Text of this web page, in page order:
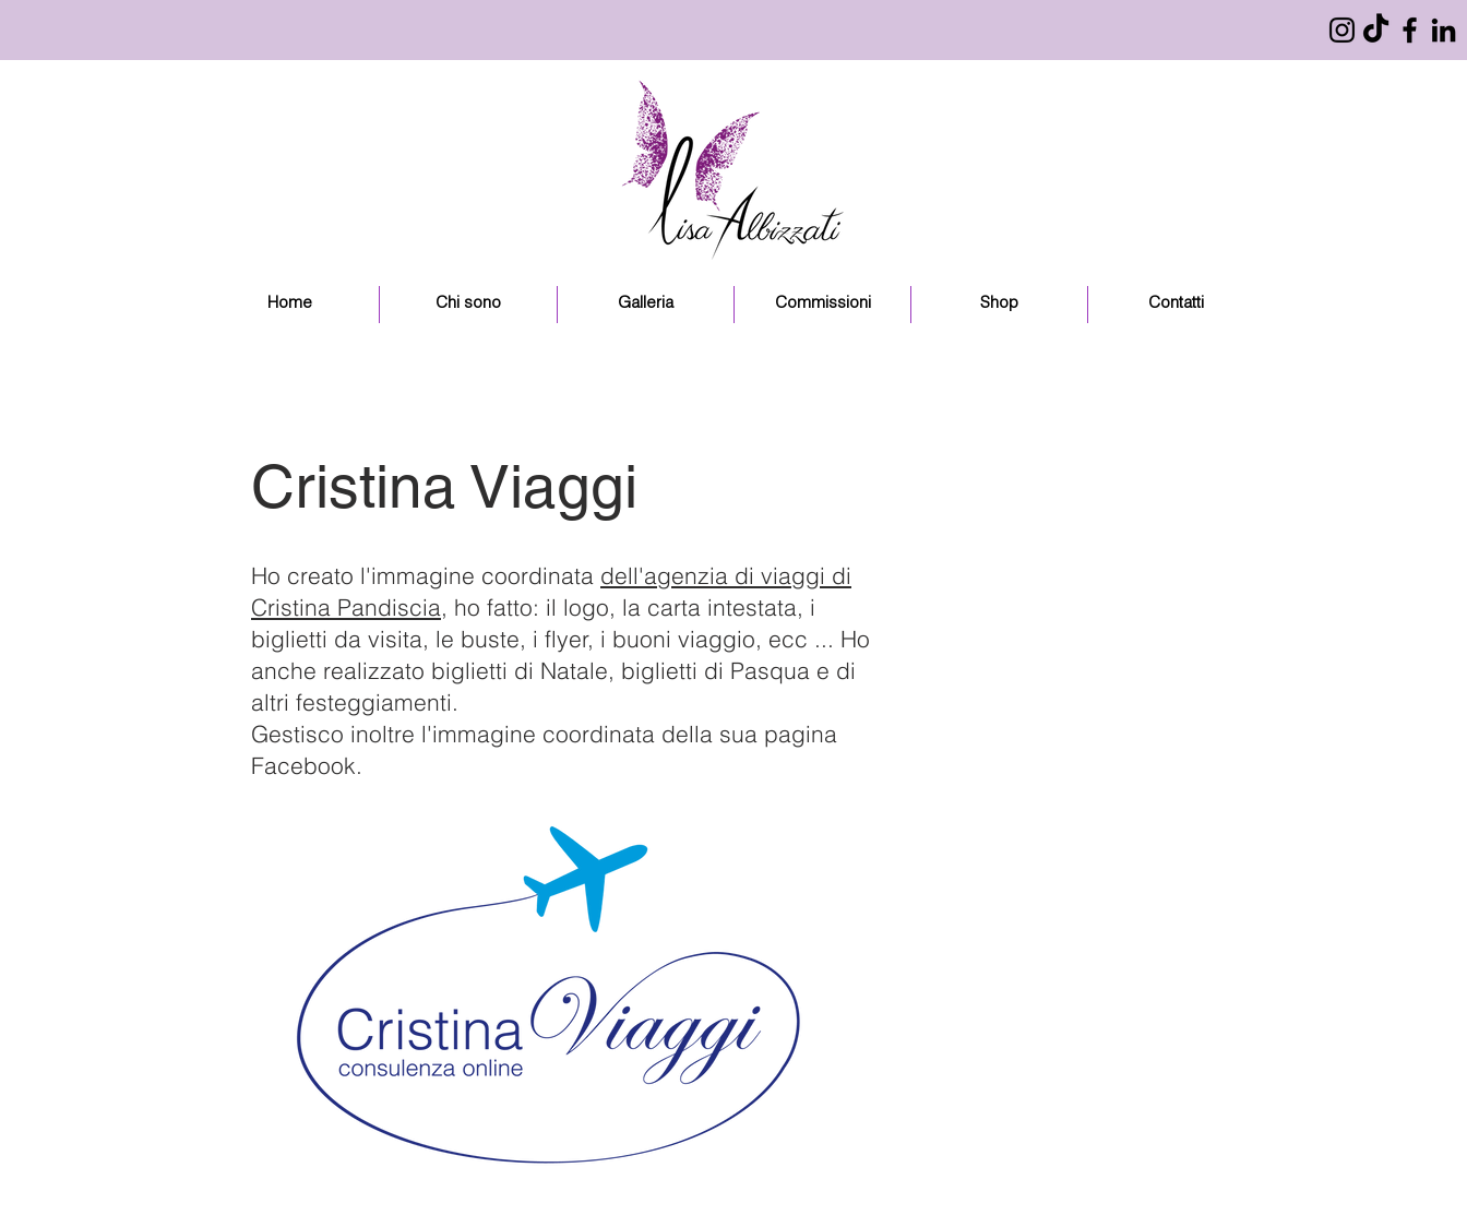
Home Chi sono Galleria Commissioni Shop Contatti
Cristina Viaggi
Ho creato l'immagine coordinata dell'agenzia di viaggi di
Cristina Pandiscia, ho fatto: il logo, la carta intestata, i
biglietti da visita, le buste, i flyer, i buoni viaggio, ecc ... Ho
anche realizzato biglietti di Natale, biglietti di Pasqua e di
altri festeggiamenti.
Gestisco inoltre l'immagine coordinata della sua pagina
Facebook.